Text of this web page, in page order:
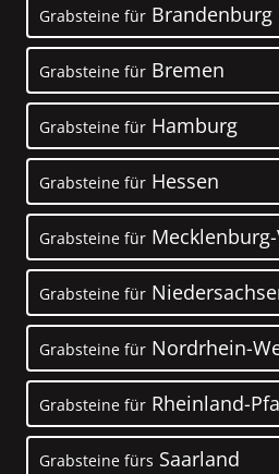
Grabsteine für Brandenburg
Grabsteine für Bremen
Grabsteine für Hamburg
Grabsteine für Hessen
Grabsteine für
Grabsteine für
Grabsteine für Nordrhein-
Grabsteine für Rheinland-
Grabsteine fürs Saarland